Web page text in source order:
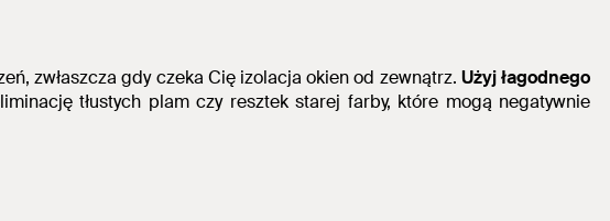
zwłaszcza gdy czeka Cię izolacja okien od zewnątrz. Użyj łagodnego
tłustych plam czy resztek starej farby, które mogą negatywnie